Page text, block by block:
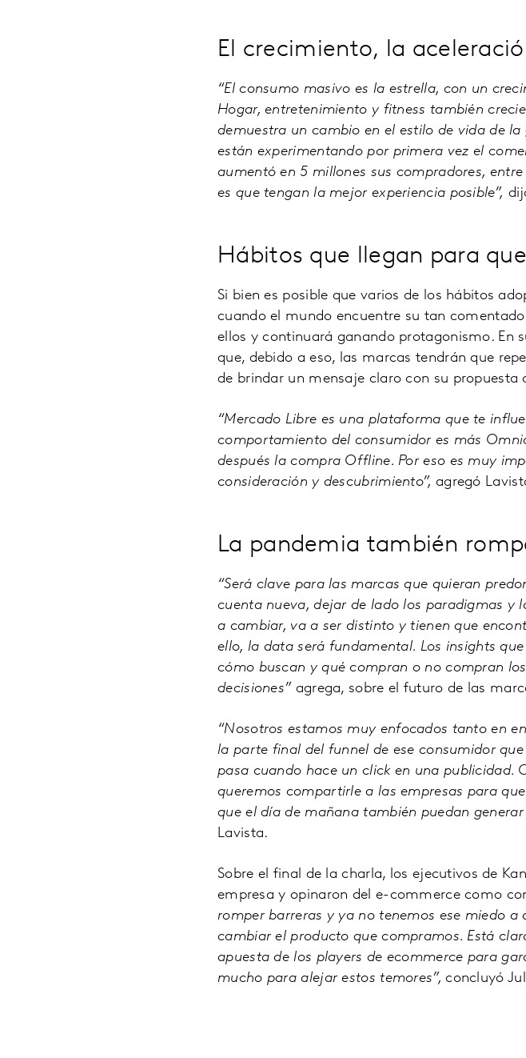
El crecimiento, la
“El consumo masivo es la estrella, con un
Hogar, entretenimiento y fitness también
demuestra un cambio en el estilo de vida de
están experimentando por primera vez el
aumentó en 5 millones sus compradores, entre
es que tengan la mejor experiencia posible”,
Hábitos que llegan para
Si bien es posible que varios de los hábitos
cuando el mundo encuentre su tan
ellos y continuará ganando protagonismo. En
que, debido a eso, las marcas tendrán que
de brindar un mensaje claro con su propuesta
“Mercado Libre es una plataforma que te
comportamiento del consumidor es más
después la compra Offline. Por eso es muy
consideración y descubrimiento”, agregó
La pandemia también
“Será clave para las marcas que quieran
cuenta nueva, dejar de lado los paradigmas y
a cambiar, va a ser distinto y tienen que
ello, la data será fundamental. Los insights
cómo buscan y qué compran o no compran
decisiones” agrega, sobre el futuro de las
“Nosotros estamos muy enfocados tanto en
la parte final del funnel de ese consumidor
pasa cuando hace un click en una publicidad.
queremos compartirle a las empresas para
que el día de mañana también puedan
Lavista.
Sobre el final de la charla, los ejecutivos de
empresa y opinaron del e-commerce como
romper barreras y ya no tenemos ese miedo
cambiar el producto que compramos. Está
apuesta de los players de ecommerce para
mucho para alejar estos temores”,concluyó